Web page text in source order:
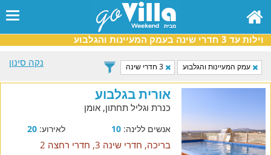
וילות עד 3 חדרי שינה בעמק המעיינות והגלבוע
נקה סינון
עמק המעיינות והגלבוע 3 חדרי שינה
אורית בגלבוע
כנרת וגליל תחתון, אומן
אנשים ללינה:10 לאירוע:20
בריכה, חדרי שינה 3, חדרי רחצה 2